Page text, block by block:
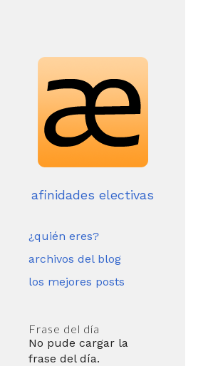
afinidades electivas
¿quién eres?
archivos del blog
los mejores posts
Frase del día
No pude cargar la
frase del día.